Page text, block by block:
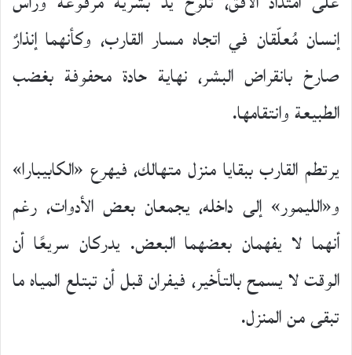
إنسان مُعلّقان في اتجاه مسار القارب، وكأنهما إنذارٌ
صارخ بانقراض البشر، نهاية حادة محفوفة بغضب
الطبيعة وانتقامها.
يرتطم القارب ببقايا منزل متهالك، فيهرع «الكابيبارا»
و«الليمور» إلى داخله، يجمعان بعض الأدوات، رغم
أنهما لا يفهمان بعضهما البعض. يدركان سريعًا أن
الوقت لا يسمح بالتأخير، فيفران قبل أن تبتلع المياه ما
تبقى من المنزل.